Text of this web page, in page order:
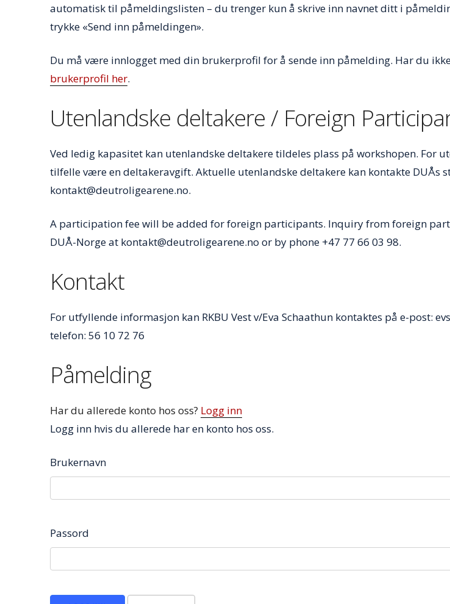
automatisk til påmeldingslisten – du trenger kun å skrive inn navnet ditt i
trykke «Send inn påmeldingen».
Du må være innlogget med din brukerprofil for å sende inn påmelding. Har du
brukerprofil her.
Utenlandske deltakere / Foreign
Ved ledig kapasitet kan utenlandske deltakere tildeles plass på workshopen. For
tilfelle være en deltakeravgift. Aktuelle utenlandske deltakere kan kontakte DUÅs
kontakt@deutroligearene.no.
A participation fee will be added for foreign participants. Inquiry from foreign
DUÅ-Norge at kontakt@deutroligearene.no or by phone +47 77 66 03 98.
Kontakt
For utfyllende informasjon kan RKBU Vest v/Eva Schaathun kontaktes på e-post:
telefon: 56 10 72 76
Påmelding
Har du allerede konto hos oss? Logg inn
Logg inn hvis du allerede har en konto hos oss.
Brukernavn
Passord